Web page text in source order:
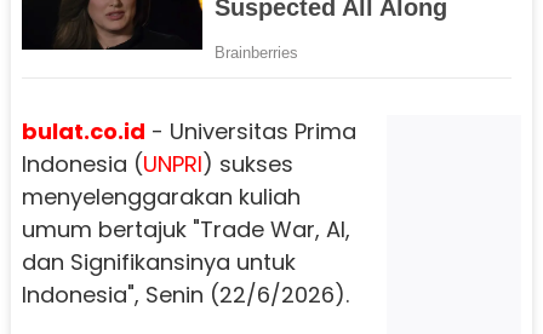
bulat.co.id - Universitas Prima
Indonesia (UNPRI) sukses
menyelenggarakan kuliah
umum bertajuk "Trade War, AI,
dan Signifikansinya untuk
Indonesia", Senin (22/6/2026).